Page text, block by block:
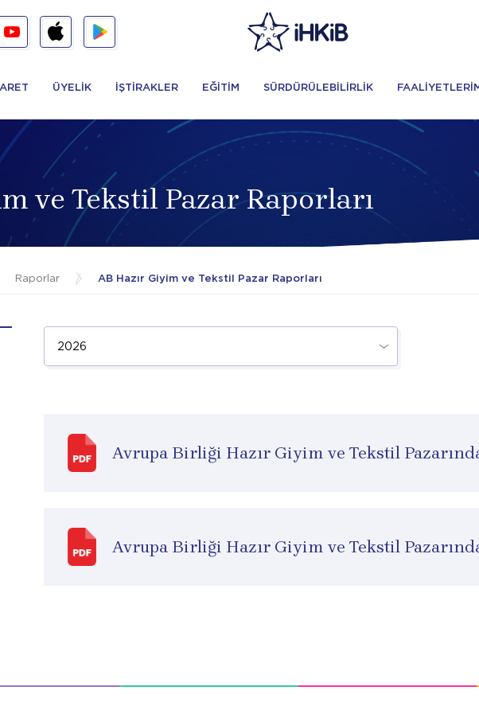
ÜYELİK İŞTİRAKLER EĞİTİM SÜRDÜRÜLEBİLİRLİK
ve Tekstil Pazar Raporları
Raporlar / AB Hazır Giyim ve Tekstil Pazar Raporları
Avrupa Birliği Hazır Giyim ve Tekstil
Avrupa Birliği Hazır Giyim ve Tekstil